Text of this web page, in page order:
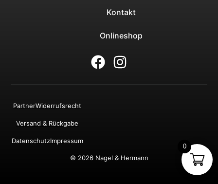
Kontakt
Onlineshop
© 2026 Nagel & Hermann
PartnerWiderrufsrecht
Versand & Rückgabe
DatenschutzImpressum
0